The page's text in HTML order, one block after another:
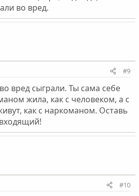
во вред.
#9
вред сыграли. Ты сама себе
жила, как с человеком, а с
как с наркоманом. Оставь
#10